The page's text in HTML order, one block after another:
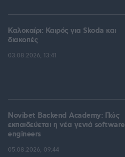
Καλοκαίρι: Καιρός για Skoda και
διακοπές
03.08.2026, 13:41
Novibet Backend Academy: Πώς
εκπαιδεύεται η νέα γενιά software
engineers
05.08.2026, 09:44